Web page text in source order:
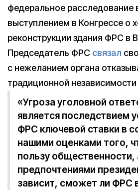
федеральное расследование
выступлением в Конгрессе о
реконструкции здания ФРС в
Председатель ФРС связал
с нежеланием органа
традиционной
«Угроза уголовной
является последствием
ФРС ключевой ставки в
нашими оценками того,
пользу общественности,
предпочтениями
зависит, сможет ли ФРС